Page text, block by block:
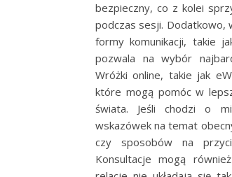
bezpieczny, co z kolei
podczas sesji. Dodatkowo,
formy komunikacji, takie
pozwala na wybór
Wróżki online, takie jak
które mogą pomóc w
świata. Jeśli chodzi o
wskazówek na temat
czy sposobów na
Konsultacje mogą